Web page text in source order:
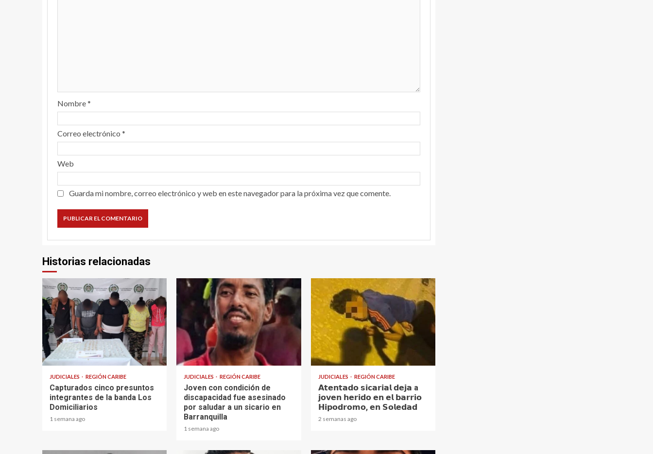
Nombre*
Correo electrónico *
Web
Guarda mi nombre, correo electrónico y web en este navegador para la próxima vez que comente.
Historias relacionadas
1 min read
JUDICIALES REGIÓN CARIBE
Capturados cinco presuntos
integrantes de la banda Los
Domiciliarios
1 semana ago
1 min read
JUDICIALES REGIÓN CARIBE
Joven con condición de
discapacidad fue asesinado
por saludar a un sicario en
Barranquilla
1 semana ago
JUDICIALES REGIÓN CARIBE
𝗔𝘁𝗲𝗻𝘁𝗮𝗱𝗼 𝘀𝗶𝗰𝗮𝗿𝗶𝗮𝗹 𝗱𝗲𝗷𝗮 a
𝗷𝗼𝘃𝗲𝗻 𝗵𝗲𝗿𝗶𝗱𝗼 𝗲𝗻 𝗲𝗹 𝗯𝗮𝗿𝗿𝗶𝗼
𝗛𝗶𝗽𝗼𝗱𝗿𝗼𝗺𝗼, 𝗲𝗻 𝗦𝗼𝗹𝗲𝗱𝗮𝗱
2 semanas ago